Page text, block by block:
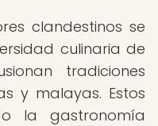
clandestinos se
culinaria de
tradiciones
y malayas. Estos
la gastronomía